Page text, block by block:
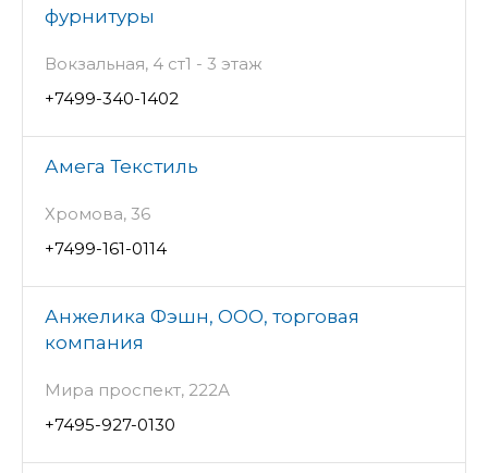
фурнитуры
Вокзальная, 4 ст1 - 3 этаж
+7499-340-1402
Амега Текстиль
Хромова, 36
+7499-161-0114
Анжелика Фэшн, ООО, торговая
компания
Мира проспект, 222А
+7495-927-0130